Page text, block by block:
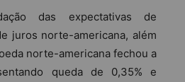
das expectativas de
juros norte-americana, além
norte-americana fechou a
queda de 0,35% e